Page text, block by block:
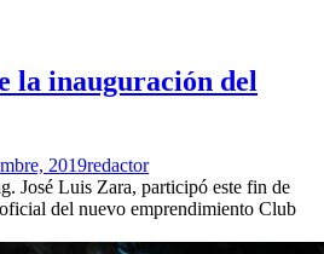
la inauguración del
2019redactor
José Luis Zara, participó este fin de
del nuevo emprendimiento Club